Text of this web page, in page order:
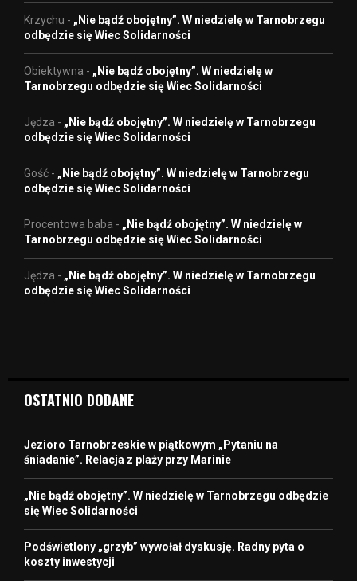
Krzychu - „Nie bądź obojętny”. W niedzielę w Tarnobrzegu
odbędzie się Wiec Solidarności
Obiektywna - „Nie bądź obojętny”. W niedzielę w
Tarnobrzegu odbędzie się Wiec Solidarności
Jędza - „Nie bądź obojętny”. W niedzielę w Tarnobrzegu
odbędzie się Wiec Solidarności
Gość - „Nie bądź obojętny”. W niedzielę w Tarnobrzegu
odbędzie się Wiec Solidarności
Procentowa baba - „Nie bądź obojętny”. W niedzielę w
Tarnobrzegu odbędzie się Wiec Solidarności
Jędza - „Nie bądź obojętny”. W niedzielę w Tarnobrzegu
odbędzie się Wiec Solidarności
OSTATNIO DODANE
Jezioro Tarnobrzeskie w piątkowym „Pytaniu na
śniadanie”. Relacja z plaży przy Marinie
„Nie bądź obojętny”. W niedzielę w Tarnobrzegu odbędzie
się Wiec Solidarności
Podświetlony „grzyb” wywołał dyskusję. Radny pyta o
koszty inwestycji